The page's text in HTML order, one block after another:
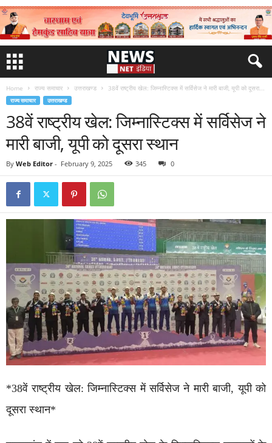
Home राज्य समाचार उत्तराखण्ड 38वें राष्ट्रीय खेल: जिम्नास्टिक्स में सर्विसेज ने मारी बाजी, यूपी को दूसरा...
राज्य समाचार उत्तराखण्ड
38वें राष्ट्रीय खेल: जिम्नास्टिक्स में सर्विसेज ने
मारी बाजी, यूपी को दूसरा स्थान
By Web Editor - February 9, 2025 345 0
*38वें राष्ट्रीय खेल: जिम्नास्टिक्स में सर्विसेज ने मारी बाजी, यूपी को
दूसरा स्थान*